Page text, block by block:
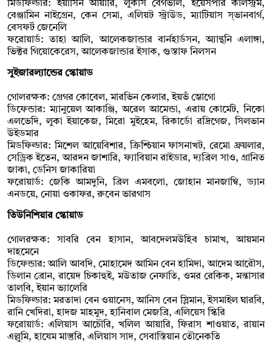
মিডফিল্ডার: ইয়াসিন আয়ারি, লুকাস বের্গভাল, ইয়েসপার কার্লস্ট্রম,
বেঞ্জামিন নাইগ্রেন, কেন সেমা, এলিয়ট স্ট্রাউড, ম্যাটিয়াস স্ভানবার্গ,
বেসফর্ট জেনেলি
ফরোয়ার্ড: তাহা আলি, আলেকজান্ডার বার্নহার্ডসন, অ্যান্থনি এলাঙ্গা,
ভিক্টর গিয়োকেরেস, আলেকজান্ডার ইসাক, গুস্তাফ নিলসন
সুইজারল্যান্ডের স্কোয়াড
গোলরক্ষক: গ্রেগর কোবেল, মারভিন কেলার, ইয়ভঁ ম্ভোগো
ডিফেন্ডার: ম্যানুয়েল আকাঞ্জি, অরেল আমেন্ডা, এরায় কোর্মেট, নিকো
এলভেদি, লুকা ইয়াকেজ, মিরো মুইহেম, রিকার্ডো রদ্রিগেজ, সিলভান
উইডমার
মিডফিল্ডার: মিশেল আয়েবিশার, ক্রিশ্চিয়ান ফাসনাখট, রেমো ফ্রয়লার,
সেড্রিক ইতেন, আরদন জাশারি, ফ্যাবিয়ান রাইডার, দ্যব্রিল সাও, গ্রানিত
জাকা, ডেনিস জাকারিয়া
ফরোয়ার্ড: জেকি আমদুনি, ব্রিল এমবলো, জোহান মানজাম্বি, ড্যান
এনডয়ে, নোয়া ওকাফর, রুবেন ভারগাস
তিউনিশিয়ার স্কোয়াড
গোলরক্ষক: সাবরি বেন হাসান, আবদেলমউহিব চামাখ, আয়মান
দাহমেনে
ডিফেন্ডার: আলি আবদি, মোহামেদ আমিন বেন হামিদা, আদেম আরৌস,
ডিলান ব্রোন, রায়েদ চিকাহুই, মউতাজ নেফাতি, ওমর রেকিক, মন্তাসার
তালবি, ইয়ান ভ্যালেরি
মিডফিল্ডার: মরতাদা বেন ওয়ানেস, আনিস বেন স্লিমান, ইসমাইল ঘারবি,
রানি খেদিরা, হাদজ মাহমুদ, হানিবাল মেজব্রি, এলিয়েস স্কিরি
ফরোয়ার্ড: এলিয়াস আচৌরি, খলিল আয়ারি, ফিরাস শাওয়াত, রায়ান
এল্লুমি, হাযেম মাস্তুরি, এলিয়াস সাদ, সেবাস্তিয়ান তৌনেকতি